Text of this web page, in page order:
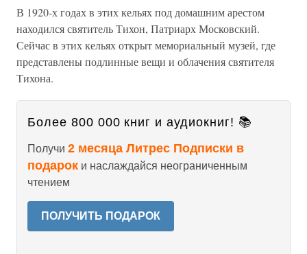
В 1920-х годах в этих кельях под домашним арестом
находился святитель Тихон, Патриарх Московский.
Сейчас в этих кельях открыт мемориальный музей, где
представлены подлинные вещи и облачения святителя
Тихона.
Более 800 000 книг и аудиокниг! 📚
Получи 2 месяца Литрес Подписки в
подарок и наслаждайся неограниченным
чтением
ПОЛУЧИТЬ ПОДАРОК